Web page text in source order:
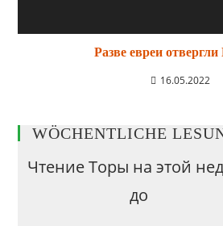
Разве евреи
16.05.2022
WÖCHENTLICHE
Чтение Торы на этой
до